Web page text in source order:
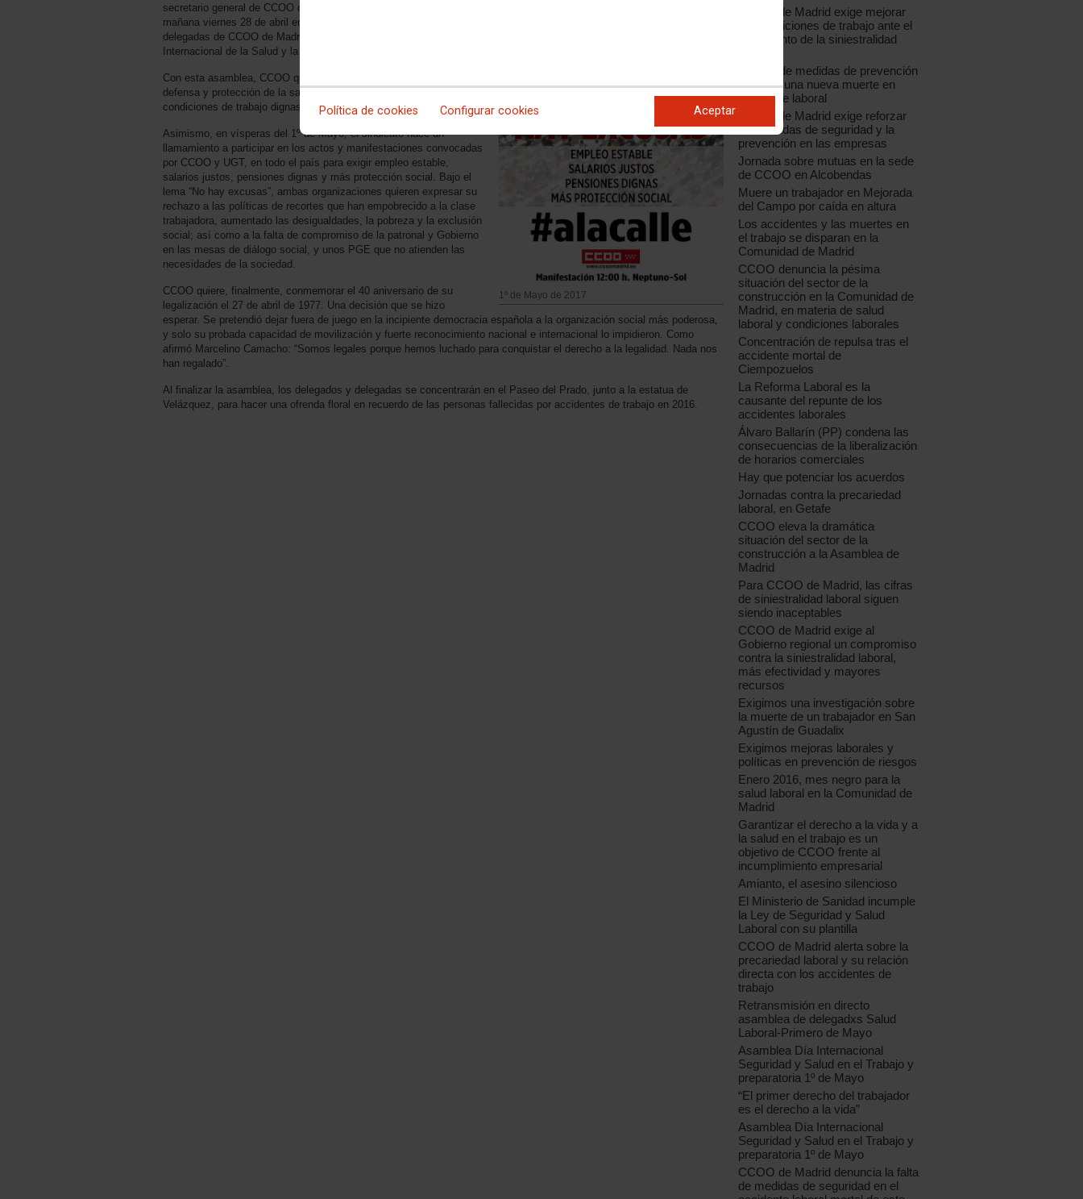
Política de cookies Configurar cookies Aceptar
1º de Mayo de 2017
secretario general de CCOO de Madrid, Jaime Cedrún, intervendrán
mañana viernes 28 de abril en la asamblea de delegados y
delegadas de CCOO de Madrid, organizada con motivo del Día
Internacional de la Salud y la Seguridad en el Trabajo.
Con esta asamblea, CCOO quiere reafirmar su compromiso con la
defensa y protección de la salud en el trabajo y en la lucha por unas
condiciones de trabajo dignas, seguras y saludables.
Asimismo, en vísperas del 1º de Mayo, el sindicato hace un
llamamiento a participar en los actos y manifestaciones convocadas
por CCOO y UGT, en todo el país para exigir empleo estable,
salarios justos, pensiones dignas y más protección social. Bajo el
lema “No hay excusas”, ambas organizaciones quieren expresar su
rechazo a las políticas de recortes que han empobrecido a la clase
trabajadora, aumentado las desigualdades, la pobreza y la exclusión
social; así como a la falta de compromiso de la patronal y Gobierno
en las mesas de diálogo social, y unos PGE que no atienden las
necesidades de la sociedad.
CCOO quiere, finalmente, conmemorar el 40 aniversario de su
legalización el 27 de abril de 1977. Una decisión que se hizo
esperar. Se pretendió dejar fuera de juego en la incipiente democracia española a la organización social más poderosa,
y solo su probada capacidad de movilización y fuerte reconocimiento nacional e internacional lo impidieron. Como
afirmó Marcelino Camacho: “Somos legales porque hemos luchado para conquistar el derecho a la legalidad. Nada nos
han regalado”.
Al finalizar la asamblea, los delegados y delegadas se concentrarán en el Paseo del Prado, junto a la estatua de
Velázquez, para hacer una ofrenda floral en recuerdo de las personas fallecidas por accidentes de trabajo en 2016.
CCOO de Madrid exige mejorar
las condiciones de trabajo ante el
incremento de la siniestralidad
La falta de medidas de prevención
provoca una nueva muerte en
accidente laboral
CCOO de Madrid exige reforzar
las medidas de seguridad y la
prevención en las empresas
Jornada sobre mutuas en la sede
de CCOO en Alcobendas
Muere un trabajador en Mejorada
del Campo por caída en altura
Los accidentes y las muertes en
el trabajo se disparan en la
Comunidad de Madrid
CCOO denuncia la pésima
situación del sector de la
construcción en la Comunidad de
Madrid, en materia de salud
laboral y condiciones laborales
Concentración de repulsa tras el
accidente mortal de
Ciempozuelos
La Reforma Laboral es la
causante del repunte de los
accidentes laborales
Álvaro Ballarín (PP) condena las
consecuencias de la liberalización
de horarios comerciales
Hay que potenciar los acuerdos
Jornadas contra la precariedad
laboral, en Getafe
CCOO eleva la dramática
situación del sector de la
construcción a la Asamblea de
Madrid
Para CCOO de Madrid, las cifras
de siniestralidad laboral siguen
siendo inaceptables
CCOO de Madrid exige al
Gobierno regional un compromiso
contra la siniestralidad laboral,
más efectividad y mayores
recursos
Exigimos una investigación sobre
la muerte de un trabajador en San
Agustín de Guadalix
Exigimos mejoras laborales y
políticas en prevención de riesgos
Enero 2016, mes negro para la
salud laboral en la Comunidad de
Madrid
Garantizar el derecho a la vida y a
la salud en el trabajo es un
objetivo de CCOO frente al
incumplimiento empresarial
Amianto, el asesino silencioso
El Ministerio de Sanidad incumple
la Ley de Seguridad y Salud
Laboral con su plantilla
CCOO de Madrid alerta sobre la
precariedad laboral y su relación
directa con los accidentes de
trabajo
Retransmisión en directo
asamblea de delegadxs Salud
Laboral-Primero de Mayo
Asamblea Día Internacional
Seguridad y Salud en el Trabajo y
preparatoria 1º de Mayo
“El primer derecho del trabajador
es el derecho a la vida”
Asamblea Día Internacional
Seguridad y Salud en el Trabajo y
preparatoria 1º de Mayo
CCOO de Madrid denuncia la falta
de medidas de seguridad en el